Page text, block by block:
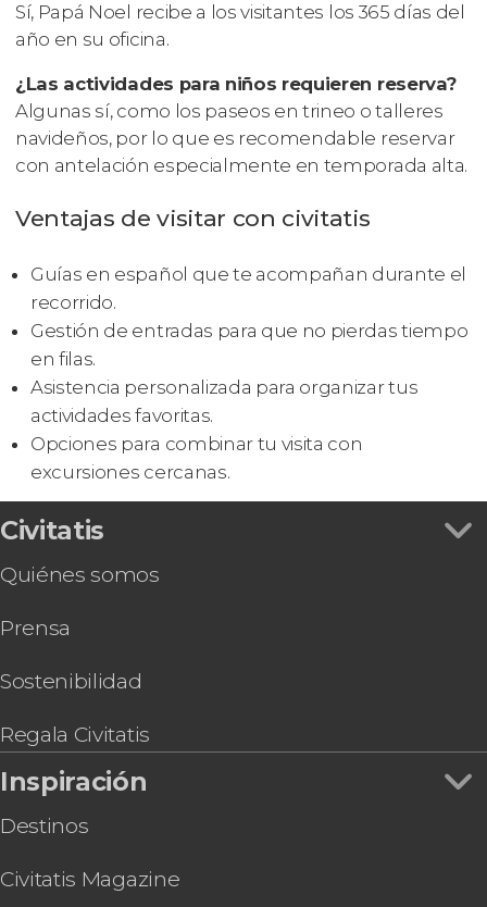
Sí, Papá Noel recibe a los visitantes los 365 días del
año en su oficina.
¿Las actividades para niños requieren reserva?
Algunas sí, como los paseos en trineo o talleres
navideños, por lo que es recomendable reservar
con antelación especialmente en temporada alta.
Ventajas de visitar con civitatis
Guías en español que te acompañan durante el
recorrido.
Gestión de entradas para que no pierdas tiempo
en filas.
Asistencia personalizada para organizar tus
actividades favoritas.
Opciones para combinar tu visita con
excursiones cercanas.
Civitatis
Quiénes somos
Prensa
Sostenibilidad
Regala Civitatis
Inspiración
Destinos
Civitatis Magazine